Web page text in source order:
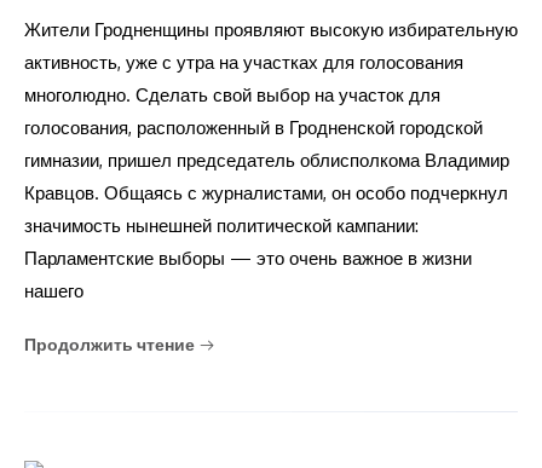
Жители Гродненщины проявляют высокую избирательную
активность, уже с утра на участках для голосования
многолюдно. Сделать свой выбор на участок для
голосования, расположенный в Гродненской городской
гимназии, пришел председатель облисполкома Владимир
Кравцов. Общаясь с журналистами, он особо подчеркнул
значимость нынешней политической кампании:
Парламентские выборы — это очень важное в жизни
нашего
Продолжить чтение